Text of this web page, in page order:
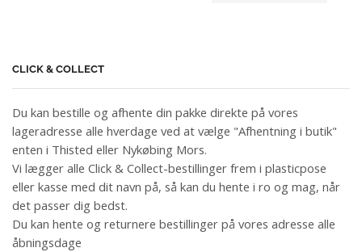
CLICK & COLLECT
Du kan bestille og afhente din pakke direkte på vores
lageradresse alle hverdage ved at vælge "Afhentning i butik"
enten i Thisted eller Nykøbing Mors.
Vi lægger alle Click & Collect-bestillinger frem i plasticpose
eller kasse med dit navn på, så kan du hente i ro og mag, når
det passer dig bedst.
Du kan hente og returnere bestillinger på vores adresse alle
åbningsdage